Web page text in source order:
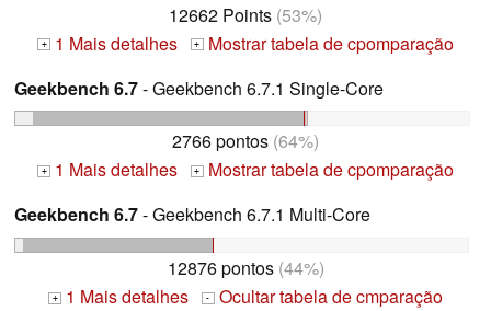
12662 Points (53%)
+ 1 Mais detalhes + Mostrar tabela de cpomparação
Geekbench 6.7- Geekbench 6.7.1 Single-Core
2766 pontos (64%)
+ 1 Mais detalhes + Mostrar tabela de cpomparação
Geekbench 6.7- Geekbench 6.7.1 Multi-Core
12876 pontos(44%)
+ 1 Mais detalhes - Ocultar tabela de cmparação